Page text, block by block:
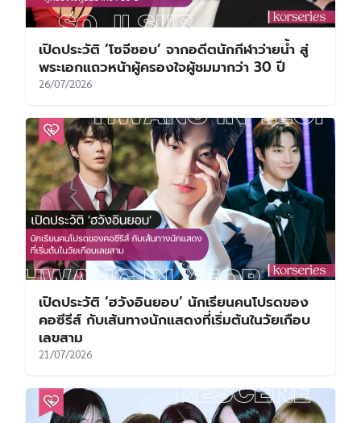
เปิดประวัติ ‘โซจีซอบ’ จากอดีตนักกีฬาว่ายน้ำ สู่
พระเอกแถวหน้าผู้ครองใจผู้ชมมากว่า 30 ปี
26/07/2026
เปิดประวัติ ‘ฮวังอินยอบ’ นักเรียนคนโปรดของ
คอซีรีส์ กับเส้นทางนักแสดงที่เริ่มต้นในวัยเกือบ
เลขสาม
21/07/2026